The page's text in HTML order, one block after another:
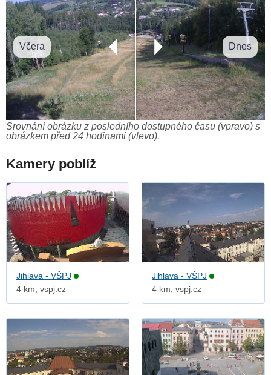
Včera Dnes
Srovnání obrázku z posledního dostupného času (vpravo) s
obrázkem před 24 hodinami (vlevo).
Kamery poblíž
Jihlava - VŠPJ
4 km, vspj.cz
Jihlava - VŠPJ
4 km, vspj.cz